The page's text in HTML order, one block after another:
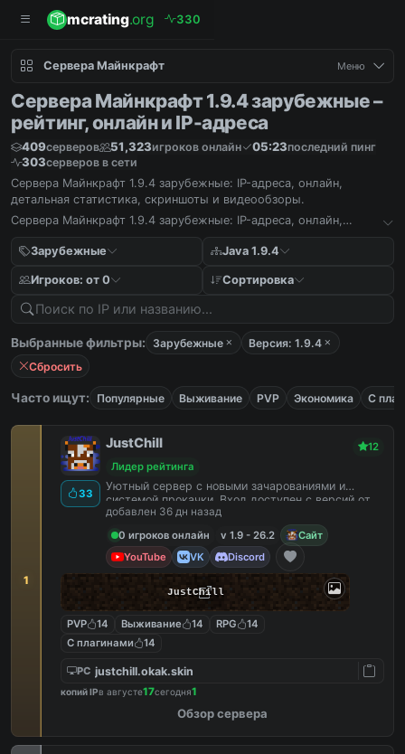
mcrating.org 330
Сервера Майнкрафт Меню
Сервера Майнкрафт 1.9.4 зарубежные –
рейтинг, онлайн и IP-адреса
409серверов 51,323игроков онлайн 05:23последний пинг
303серверов в сети
Сервера Майнкрафт 1.9.4 зарубежные: IP-адреса, онлайн,
детальная статистика, скриншоты и видеообзоры.
Сервера Майнкрафт 1.9.4 зарубежные: IP-адреса, онлайн,
Зарубежные
Java 1.9.4
Игроков: от 0 Сортировка
Выбранные фильтры: Зарубежные
Версия: 1.9.4
Сбросить
Часто ищут: Популярные Выживание PVP Экономика С
1
33
JustChill
12
Лидер рейтинга
Уютный сервер с новыми зачарованиями и
системой прокачки. Вход доступен с версий от
1.9 до 26.2
добавлен 36 дн назад
0 игроков онлайн
v 1.9 - 26.2
Сайт
YouTube
VK Discord
JustChill
PVP 14 Выживание 14 RPG
14
С плагинами
14
PC justchill.okak.skin
копий IPв августе17сегодня1
Обзор сервера